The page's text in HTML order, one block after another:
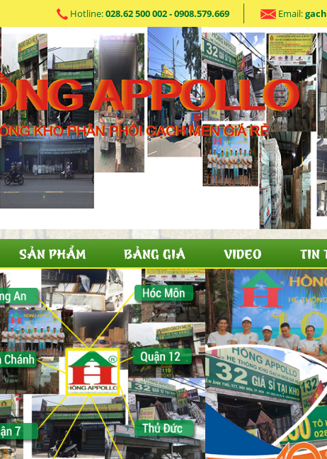
Hotline:028.62 500 002 - 0908.579.669 Email:
SẢN PHẨM BẢNG GIÁ VIDEO TIN